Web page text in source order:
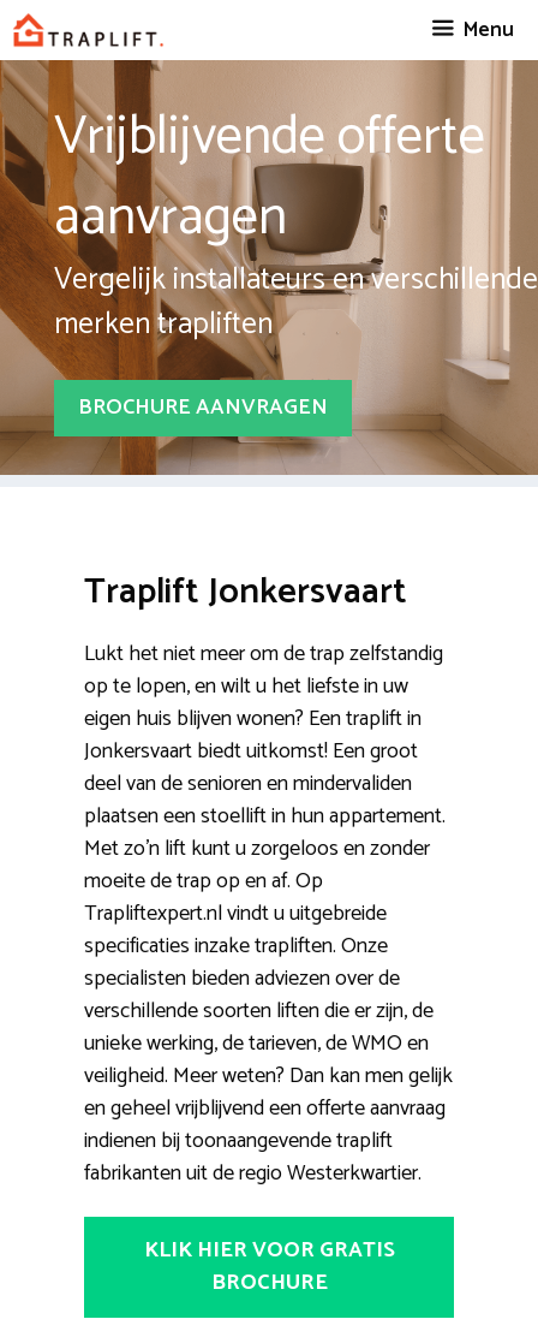
Spring
naar
inhoud
Menu
Vrijblijvende offerte
aanvragen
Vergelijk installateurs en verschillende
merken trapliften
BROCHURE AANVRAGEN
Traplift Jonkersvaart
Lukt het niet meer om de trap zelfstandig
op te lopen, en wilt u het liefste in uw
eigen huis blijven wonen? Een traplift in
Jonkersvaart biedt uitkomst! Een groot
deel van de senioren en mindervaliden
plaatsen een stoellift in hun appartement.
Met zo’n lift kunt u zorgeloos en zonder
moeite de trap op en af. Op
Trapliftexpert.nl vindt u uitgebreide
specificaties inzake trapliften. Onze
specialisten bieden adviezen over de
verschillende soorten liften die er zijn, de
unieke werking, de tarieven, de WMO en
veiligheid. Meer weten? Dan kan men gelijk
en geheel vrijblijvend een offerte aanvraag
indienen bij toonaangevende traplift
fabrikanten uit de regio Westerkwartier.
KLIK HIER VOOR GRATIS
BROCHURE